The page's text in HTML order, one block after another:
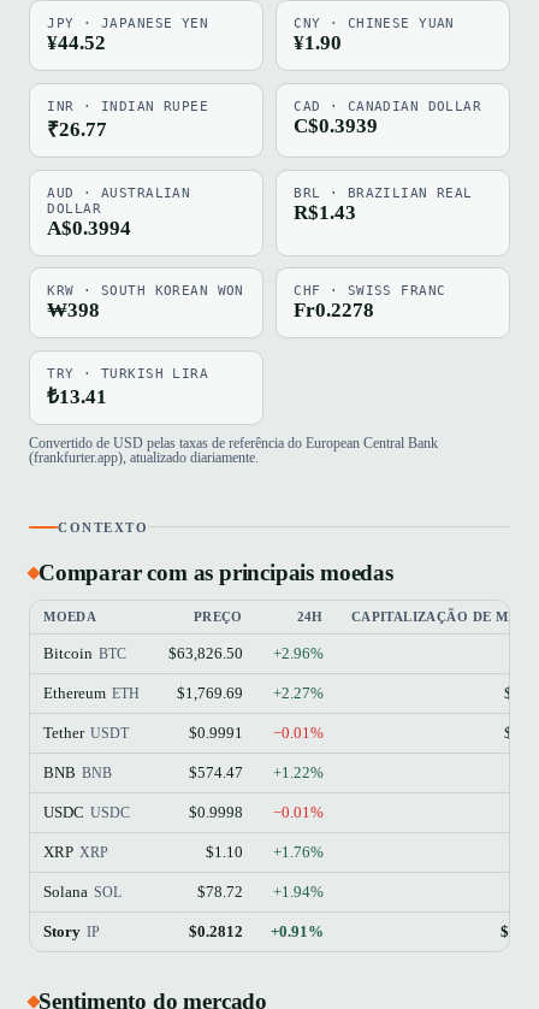
JPY · JAPANESE YEN
¥44.52
CNY · CHINESE YUAN
¥1.90
INR · INDIAN RUPEE
₹26.77
CAD · CANADIAN DOLLAR
C$0.3939
AUD · AUSTRALIAN
DOLLAR
A$0.3994
BRL · BRAZILIAN REAL
R$1.43
KRW · SOUTH KOREAN WON
₩398
CHF · SWISS FRANC
Fr0.2278
TRY · TURKISH LIRA
₺13.41
Convertido de USD pelas taxas de referência do European Central Bank
(frankfurter.app), atualizado diariamente.
CONTEXTO
Comparar com as principais moedas
MOEDA PREÇO 24H CAPITALIZAÇÃO DE
Bitcoin BTC $63,826.50 +2.96%
Ethereum ETH $1,769.69 +2.27%
Tether USDT $0.9991 −0.01%
BNB BNB $574.47 +1.22%
USDC USDC $0.9998 −0.01%
XRP XRP $1.10 +1.76%
Solana SOL $78.72 +1.94%
Story IP $0.2812 +0.91%
Sentimento do mercado